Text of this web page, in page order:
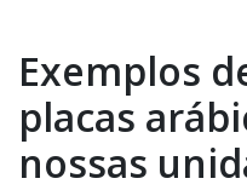
Exemplos
placas
nossas